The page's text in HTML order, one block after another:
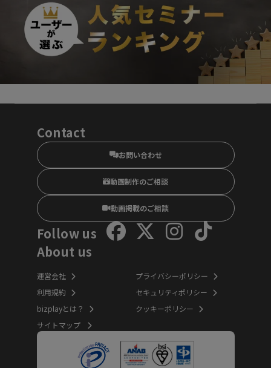
Contact
お問い合わせ
動画制作のご相談
動画掲載のご相談
Follow us
About us
運営会社
利用規約
bizplayとは？
サイトマップ
プライバシーポリシー
セキュリティポリシー
クッキーポリシー